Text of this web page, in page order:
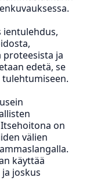
ientulehdus,
proteesista ja
edetä, se
on
välien
käyttää
joskus